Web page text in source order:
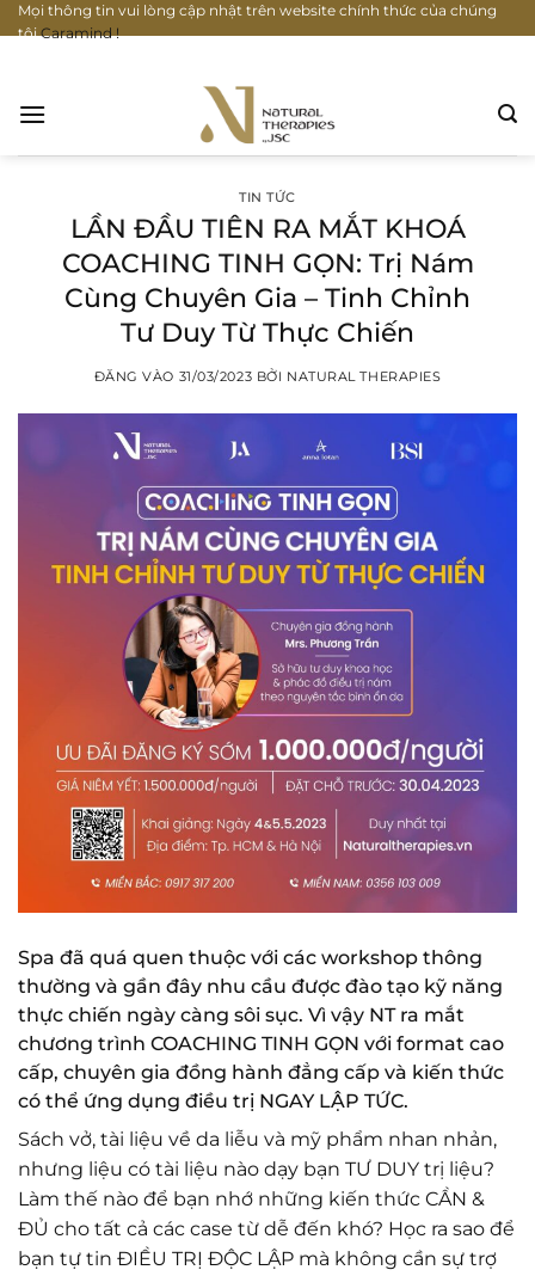
Bỏ
qua
dung
Mọi thông tin vui lòng cập nhật trên website chính thức của chúng
tôiCaramind !
TIN TỨC
LẦN ĐẦU TIÊN RA MẮT KHOÁ
COACHING TINH GỌN: Trị Nám
Cùng Chuyên Gia – Tinh Chỉnh
Tư Duy Từ Thực Chiến
ĐĂNG VÀO 31/03/2023 BỞI NATURAL THERAPIES
Spa đã quá quen thuộc với các workshop thông
thường và gần đây nhu cầu được đào tạo kỹ năng
thực chiến ngày càng sôi sục. Vì vậy NT ra mắt
chương trình COACHING TINH GỌN với format cao
cấp, chuyên gia đồng hành đẳng cấp và kiến thức
có thể ứng dụng điều trị NGAY LẬP TỨC.
Sách vở, tài liệu về da liễu và mỹ phẩm nhan nhản,
nhưng liệu có tài liệu nào dạy bạn TƯ DUY trị liệu?
Làm thế nào để bạn nhớ những kiến thức CẦN &
ĐỦ cho tất cả các case từ dễ đến khó? Học ra sao để
bạn tự tin ĐIỀU TRỊ ĐỘC LẬP mà không cần sự trợ